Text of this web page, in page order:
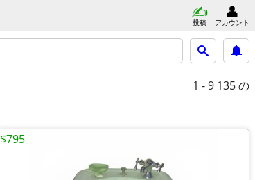
投稿 アカウント
1 - 9 135 の
$795